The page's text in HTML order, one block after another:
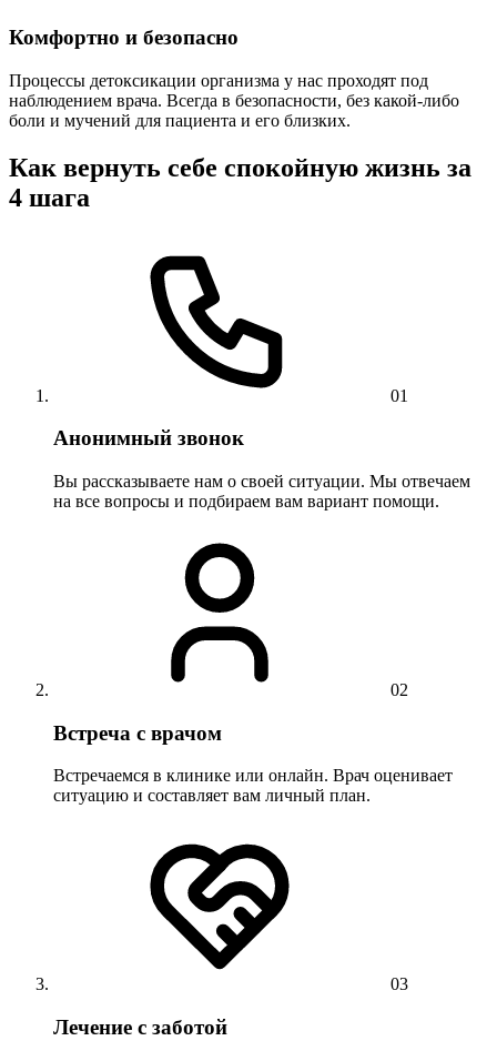
Комфортно и безопасно
Процессы детоксикации организма у нас проходят под
наблюдением врача. Всегда в безопасности, без какой-либо
боли и мучений для пациента и его близких.
Как вернуть себе спокойную жизнь за
4 шага
01
Анонимный звонок
Вы рассказываете нам о своей ситуации. Мы отвечаем
на все вопросы и подбираем вам вариант помощи.
02
Встреча с врачом
Встречаемся в клинике или онлайн. Врач оценивает
ситуацию и составляет вам личный план.
03
Лечение с заботой